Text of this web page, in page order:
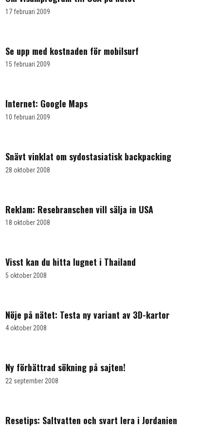
17 februari 2009
Se upp med kostnaden för mobilsurf
15 februari 2009
Internet: Google Maps
10 februari 2009
Snävt vinklat om sydostasiatisk backpacking
28 oktober 2008
Reklam: Resebranschen vill sälja in USA
18 oktober 2008
Visst kan du hitta lugnet i Thailand
5 oktober 2008
Nöje på nätet: Testa ny variant av 3D-kartor
4 oktober 2008
Ny förbättrad sökning på sajten!
22 september 2008
Resetips: Saltvatten och svart lera i Jordanien